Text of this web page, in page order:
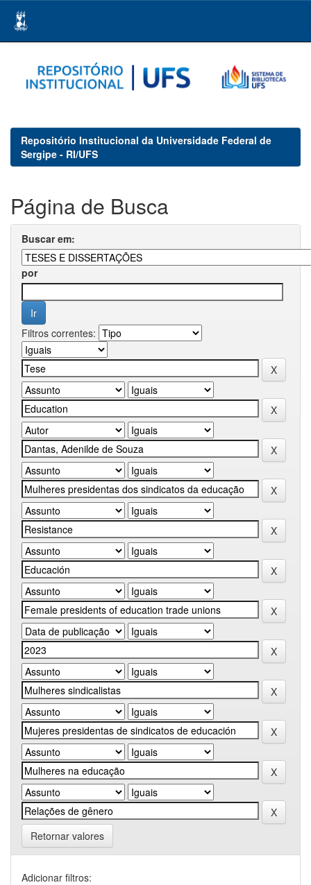
navigation
Repositório Institucional da Universidade Federal de
Sergipe - RI/UFS
Página de Busca
Buscar em:
por
Filtros correntes:
Retornar valores
Adicionar filtros: